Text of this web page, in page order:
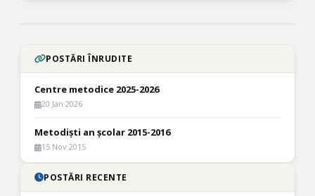
POSTĂRI ÎNRUDITE
Centre metodice 2025-2026
20 Jan 2026
Metodiști an școlar 2015-2016
15 Nov 2015
POSTĂRI RECENTE